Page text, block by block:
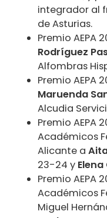
integrador al
de Asturias.
Premio AEPA
Rodríguez
Alfombras
Premio AEPA
Maruenda
Alcudia
Premio AEPA
Académicos
Alicante a
23-24 y
Premio AEPA
Académicos
Miguel